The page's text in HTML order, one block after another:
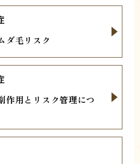
ダ毛リスク
作用とリスク管理につ